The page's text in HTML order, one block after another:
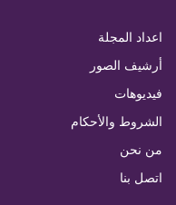
اعداد المجلة
أرشيف الصور
فيديوهات
الشروط والأحكام
من نحن
اتصل بنا